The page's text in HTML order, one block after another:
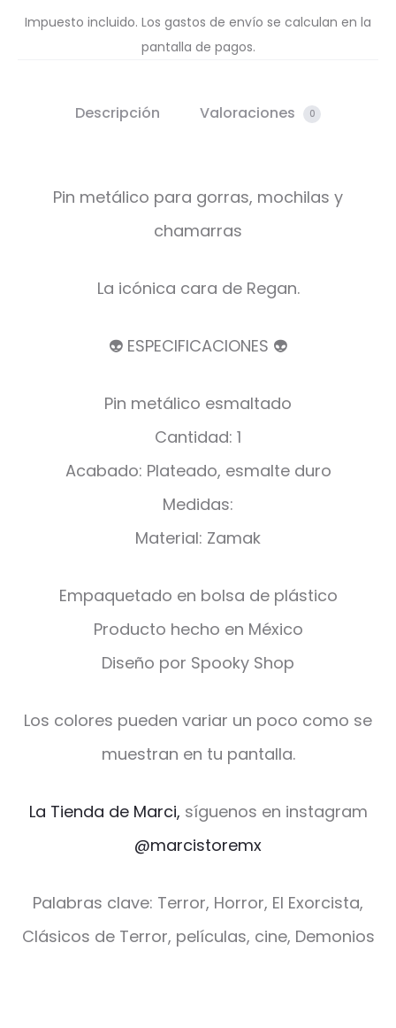
Impuesto incluido. Los gastos de envío se calculan en la
pantalla de pagos.
Descripción Valoraciones 0
Pin metálico para gorras, mochilas y
chamarras
La icónica cara de Regan.
👽 ESPECIFICACIONES 👽
Pin metálico esmaltado
Cantidad: 1
Acabado: Plateado, esmalte duro
Medidas:
Material: Zamak
Empaquetado en bolsa de plástico
Producto hecho en México
Diseño por Spooky Shop
Los colores pueden variar un poco como se
muestran en tu pantalla.
La Tienda de Marci, síguenos en instagram
@marcistoremx
Palabras clave: Terror, Horror, El Exorcista,
Clásicos de Terror, películas, cine, Demonios